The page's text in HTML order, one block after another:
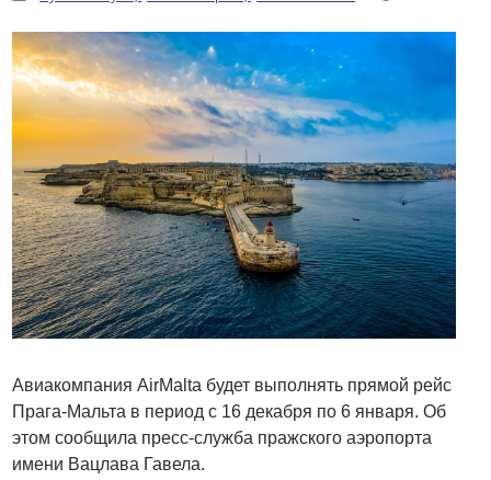
Авиакомпания AirMalta будет выполнять прямой рейс
Прага-Мальта в период с 16 декабря по 6 января. Об
этом сообщила пресс-служба пражского аэропорта
имени Вацлава Гавела.